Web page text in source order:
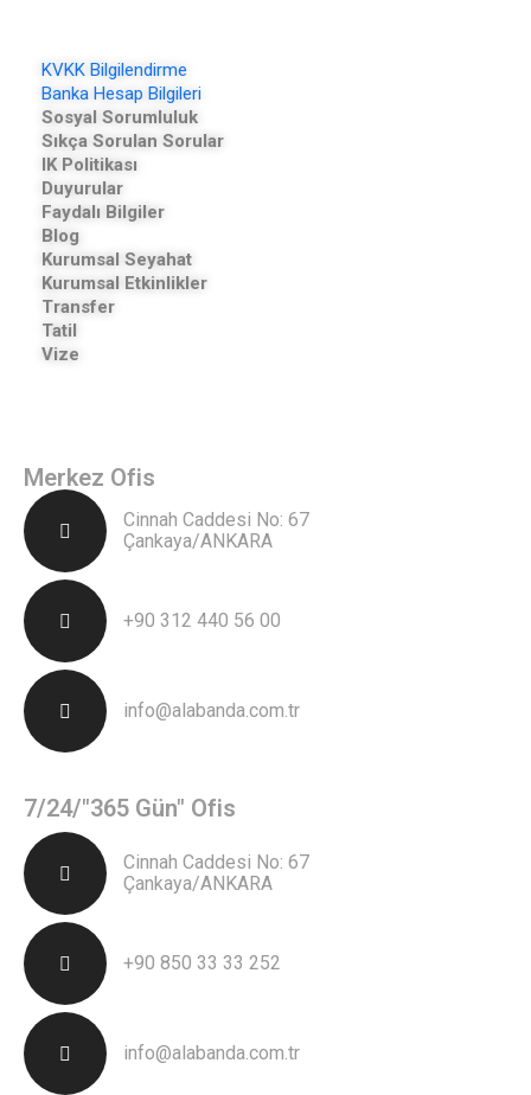
KVKK Bilgilendirme
Banka Hesap Bilgileri
Sosyal Sorumluluk
Sıkça Sorulan Sorular
IK Politikası
Duyurular
Faydalı Bilgiler
Blog
Kurumsal Seyahat
Kurumsal Etkinlikler
Transfer
Tatil
Vize
Merkez Ofis
Cinnah Caddesi No: 67
Çankaya/ANKARA
+90 312 440 56 00
info@alabanda.com.tr
7/24/"365 Gün" Ofis
Cinnah Caddesi No: 67
Çankaya/ANKARA
+90 850 33 33 252
info@alabanda.com.tr